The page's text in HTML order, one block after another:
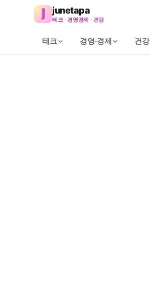
junetapa
테크 · 경영경제 · 건강
테크 경영·경제 건강